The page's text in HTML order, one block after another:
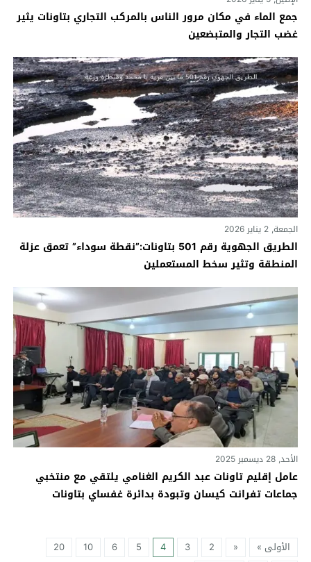
جمع الماء في مكان مرور الناس بالمركب التجاري بتاونات يثير
غضب التجار والمتبضعين‎
الجمعة, 2 يناير 2026
الطريق الجهوية رقم 501 بتاونات:”نقطة سوداء” تعمق عزلة
المنطقة وتثير سخط المستعملين
الأحد, 28 ديسمبر 2025
عامل إقليم تاونات عبد الكريم الغنامي يلتقي مع منتخبي
جماعات تفرانت كيسان وتبودة بدائرة غفساي بتاونات
الأولى » «
2
3
4
5
6
10
20